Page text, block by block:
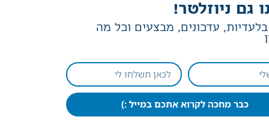
גם ניוזלטר!
עדכונים, מבצעים וכל מה
כבר מחכה לקרוא אתכם במייל :)